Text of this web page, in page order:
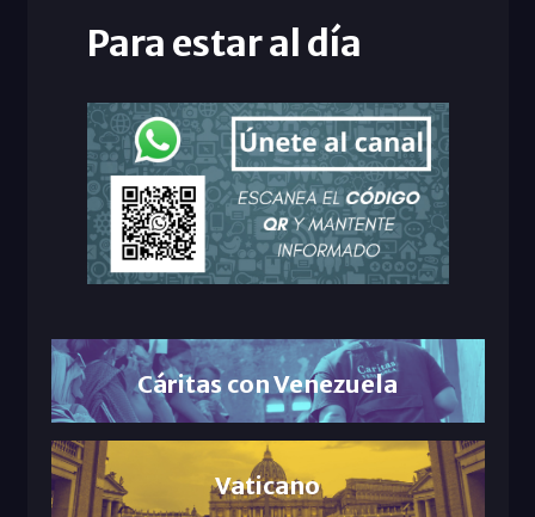
Para estar al día
Cáritas con Venezuela
Vaticano